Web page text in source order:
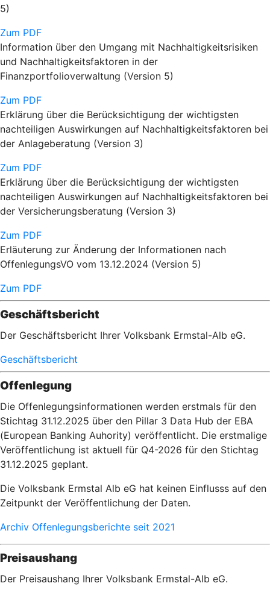
5)
Zum PDF
Information über den Umgang mit Nachhaltigkeitsrisiken
und Nachhaltigkeitsfaktoren in der
Finanzportfolioverwaltung (Version 5)
Zum PDF
Erklärung über die Berücksichtigung der wichtigsten
nachteiligen Auswirkungen auf Nachhaltigkeitsfaktoren bei
der Anlageberatung (Version 3)
Zum PDF
Erklärung über die Berücksichtigung der wichtigsten
nachteiligen Auswirkungen auf Nachhaltigkeitsfaktoren bei
der Versicherungsberatung (Version 3)
Zum PDF
Erläuterung zur Änderung der Informationen nach
OffenlegungsVO vom 13.12.2024 (Version 5)
Zum PDF
Geschäftsbericht
Der Geschäftsbericht Ihrer Volksbank Ermstal-Alb eG.
Geschäftsbericht
Offenlegung
Die Offenlegungsinformationen werden erstmals für den
Stichtag 31.12.2025 über den Pillar 3 Data Hub der EBA
(European Banking Auhority) veröffentlicht. Die erstmalige
Veröffentlichung ist aktuell für Q4-2026 für den Stichtag
31.12.2025 geplant.
Die Volksbank Ermstal Alb eG hat keinen Einflusss auf den
Zeitpunkt der Veröffentlichung der Daten.
Archiv Offenlegungsberichte seit 2021
Preisaushang
Der Preisaushang Ihrer Volksbank Ermstal-Alb eG.